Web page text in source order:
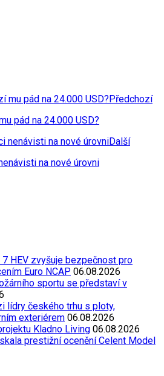
Předchozí
pád na 24.000 USD?
Další
na nové úrovni
7 HEV zvyšuje bezpečnost pro
Euro NCAP 06.08.2026
sportu se představí v
lídry českého trhu s ploty,
exteriérem 06.08.2026
Kladno Living 06.08.2026
prestižní ocenění Celent Model